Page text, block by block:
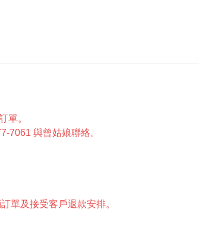
單。
7061 與曾姑娘聯絡。
單及接受客戶退款安排。